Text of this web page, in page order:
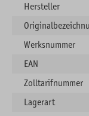
Hersteller
Werksnummer
EAN
Zolltarifnummer
Lagerart